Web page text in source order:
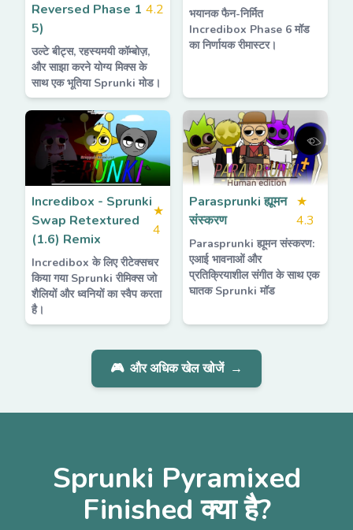
Reversed Phase 1
5)
4.2
उल्टे बीट्स, रहस्यमयी कॉम्बोज़,
और साझा करने योग्य मिक्स के
साथ एक भूतिया Sprunki मोड।
भयानक फैन-निर्मित
Incredibox Phase 6 मॉड
का निर्णायक रीमास्टर।
Incredibox - Sprunki
Swap Retextured
(1.6) Remix
★
4
Incredibox के लिए रीटेक्सचर
किया गया Sprunki रीमिक्स जो
शैलियों और ध्वनियों का स्वैप करता
है।
Parasprunki ह्यूमन
संस्करण
★
4.3
Parasprunki ह्यूमन संस्करण:
एआई भावनाओं और
प्रतिक्रियाशील संगीत के साथ एक
घातक Sprunki मॉड
🎮 और अधिक खेल खोजें →
Sprunki Pyramixed
Finished क्या है?